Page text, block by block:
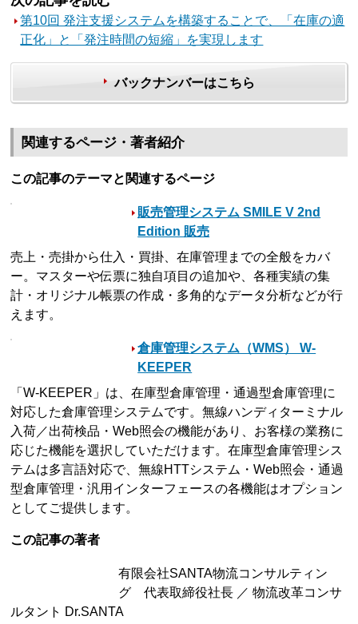
第10回 発注支援システムを構築することで、「在庫の適
正化」と「発注時間の短縮」を実現します
バックナンバーはこちら
関連するページ・著者紹介
この記事のテーマと関連するページ
販売管理システム SMILE V 2nd
Edition 販売
売上・売掛から仕入・買掛、在庫管理までの全般をカバ
ー。マスターや伝票に独自項目の追加や、各種実績の集
計・オリジナル帳票の作成・多角的なデータ分析などが行
えます。
倉庫管理システム（WMS） W-
KEEPER
「W-KEEPER」は、在庫型倉庫管理・通過型倉庫管理に
対応した倉庫管理システムです。無線ハンディターミナル
入荷／出荷検品・Web照会の機能があり、お客様の業務に
応じた機能を選択していただけます。在庫型倉庫管理シス
テムは多言語対応で、無線HTTシステム・Web照会・通過
型倉庫管理・汎用インターフェースの各機能はオプション
としてご提供します。
この記事の著者
有限会社SANTA物流コンサルティン
グ 代表取締役社長 ／ 物流改革コンサ
ルタント Dr.SANTA